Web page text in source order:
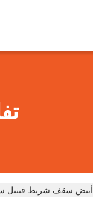
أبيض سقف شريط فينيل